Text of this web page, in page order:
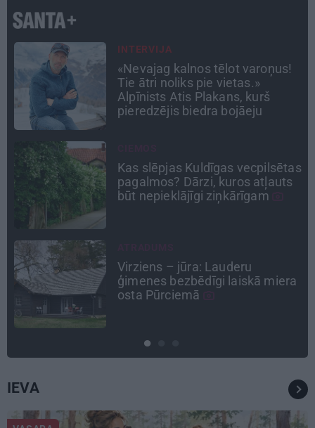
miera
ATTIECĪBAS
Ko darīt, ja esi kopā ar
pieauguša vīrieša ķermenī
noslēpušos puišeli?
Draudzeņu ceļojums bez
drāmām: noderīgi padomi
plānošanai un 16
«Manā kabinetā bijusi teju
Liepāja.» Ārste Ingrīda
Gardovska par vairāk nekā
IEVA